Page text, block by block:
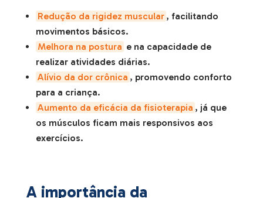
Redução da rigidez muscular , facilitando
movimentos básicos.
Melhora na postura e na capacidade de
realizar atividades diárias.
Alívio da dor crônica , promovendo conforto
para a criança.
Aumento da eficácia da fisioterapia , já que
os músculos ficam mais responsivos aos
exercícios.
A importância da